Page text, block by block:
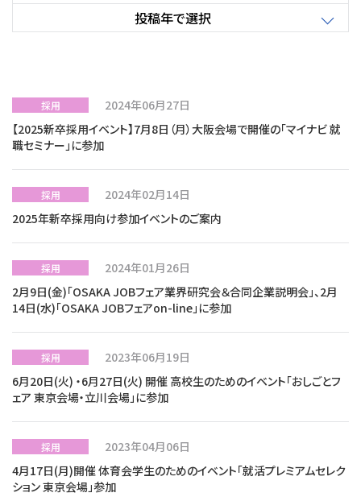
投稿年で選択
採用
2024年06月27日
【2025新卒採用イベント】7月8日（月）大阪会場で開催の「マイナビ 就
職セミナー」に参加
採用
2024年02月14日
2025年新卒採用向け参加イベントのご案内
採用
2024年01月26日
2月9日(金)「OSAKA JOBフェア業界研究会＆合同企業説明会」、2月
14日(水)「OSAKA JOBフェアon-line」に参加
採用
2023年06月19日
6月20日(火) ・6月27日(火) 開催 高校生のためのイベント「おしごとフ
ェア 東京会場・立川会場」に参加
採用
2023年04月06日
4月17日(月)開催 体育会学生のためのイベント「就活プレミアムセレク
ション 東京会場」参加